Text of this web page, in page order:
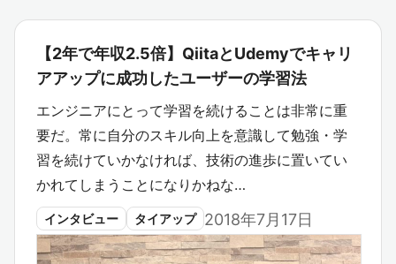
【2年で年収2.5倍】QiitaとUdemyでキャリ
アアップに成功したユーザーの学習法
エンジニアにとって学習を続けることは非常に重
要だ。常に自分のスキル向上を意識して勉強・学
習を続けていかなければ、技術の進歩に置いてい
かれてしまうことになりかねな…
インタビュー タイアップ 2018年7月17日